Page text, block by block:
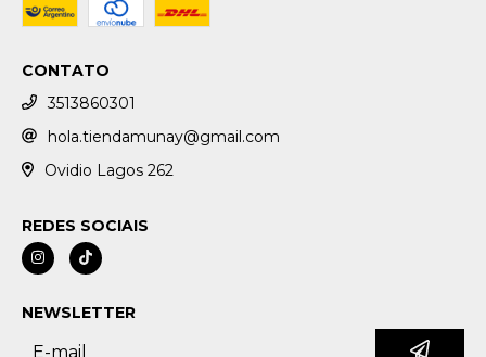
CONTATO
3513860301
hola.tiendamunay@gmail.com
Ovidio Lagos 262
REDES SOCIAIS
NEWSLETTER